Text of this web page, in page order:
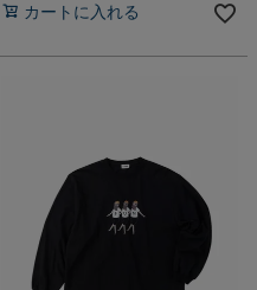
カートに入れる